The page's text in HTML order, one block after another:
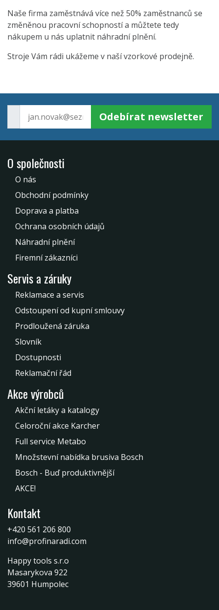
Naše firma zaměstnává více než 50% zaměstnanců se
změněnou pracovní schopností a můžtete tedy
nákupem u nás uplatnit náhradní plnění.
Stroje Vám rádi ukážeme v naší vzorkové prodejně.
Odebírat newsletter
O společnosti
O nás
Obchodní podmínky
Doprava a platba
Ochrana osobních údajů
Náhradní plnění
Firemní zákazníci
Servis a záruky
Reklamace a servis
Odstoupení od kupní smlouvy
Prodloužená záruka
Slovník
Dostupnosti
Reklamační řád
Akce výrobců
Akční letáky a katalogy
Celoroční akce Karcher
Full service Metabo
Množstevní nabídka brusiva Bosch
Bosch - Buď produktivnější
AKCE!
Kontakt
+420 561 206 800
info@profinaradi.com
Happy tools s.r.o
Masarykova 922
39601 Humpolec